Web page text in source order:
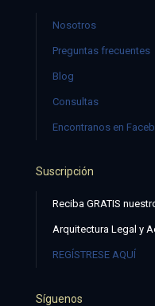
Nosotros
Preguntas frecuentes
Blog
Consultas
Encontranos en
Suscripción
Reciba GRATIS
Arquitectura Legal y
REGÍSTRESE AQUÍ
Síguenos